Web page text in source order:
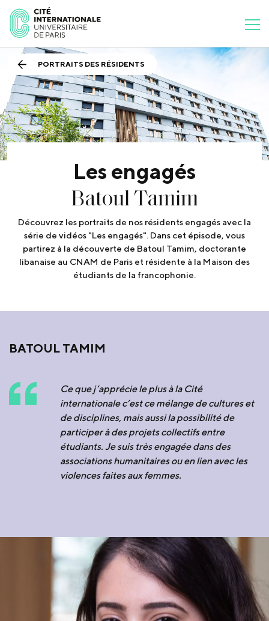
PORTRAITS DES RÉSIDENTS
Les engagés
Batoul Tamim
Découvrez les portraits de nos résidents engagés avec la
série de vidéos "Les engagés". Dans cet épisode, vous
partirez à la découverte de Batoul Tamim, doctorante
libanaise au CNAM de Paris et résidente à la Maison des
étudiants de la francophonie.
BATOUL TAMIM
Ce que j’apprécie le plus à la Cité
internationale c’est ce mélange de cultures et
de disciplines, mais aussi la possibilité de
participer à des projets collectifs entre
étudiants. Je suis très engagée dans des
associations humanitaires ou en lien avec les
violences faites aux femmes.